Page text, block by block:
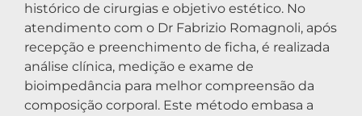
histórico de cirurgias e objetivo estético. No
atendimento com o Dr Fabrizio Romagnoli, após
recepção e preenchimento de ficha, é realizada
análise clínica, medição e exame de
bioimpedância para melhor compreensão da
composição corporal. Este método embasa a